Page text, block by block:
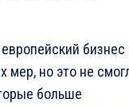
бизнес
мер, но это не
больше